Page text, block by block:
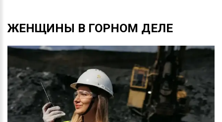
ЖЕНЩИНЫ В ГОРНОМ ДЕЛЕ